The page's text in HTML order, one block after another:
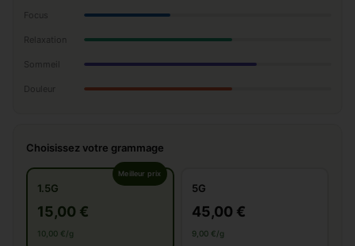
Focus
Relaxation
Sommeil
Douleur
Choisissez votre grammage
Meilleur prix
1.5G
15,00 €
10,00 €/g
5G
45,00 €
9,00 €/g